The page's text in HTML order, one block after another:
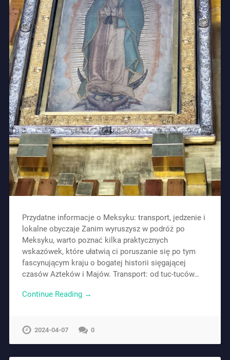
Przydatne informacje o Meksyku: transport, jedzenie i
lokalne obyczaje Zanim wyruszysz w podróż po
Meksyku, warto poznać kilka praktycznych
wskazówek, które ułatwią ci poruszanie się po tym
fascynującym kraju o bogatej historii sięgającej
czasów Azteków i Majów. Transport: od tuc-tuców…
Continue Reading →
2024-04-07 0